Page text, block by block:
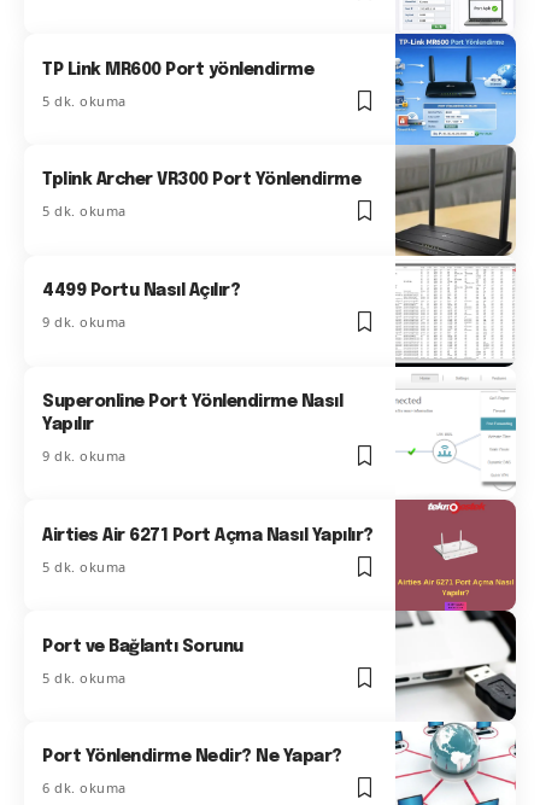
TP Link MR600 Port yönlendirme
5 dk. okuma
Tplink Archer VR300 Port Yönlendirme
5 dk. okuma
4499 Portu Nasıl Açılır?
9 dk. okuma
Superonline Port Yönlendirme Nasıl
Yapılır
9 dk. okuma
Airties Air 6271 Port Açma Nasıl Yapılır?
5 dk. okuma
Port ve Bağlantı Sorunu
5 dk. okuma
Port Yönlendirme Nedir? Ne Yapar?
6 dk. okuma